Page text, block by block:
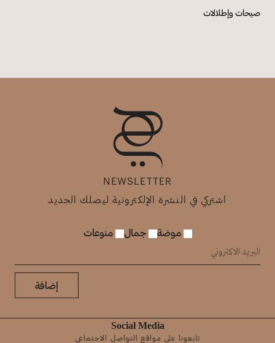
صيحات وإطلالات
NEWSLETTER
اشتركي في النشرة الإلكترونية ليصلك الجديد
موضة جمال منوعات
إضافة
Social Media
تابعونا على مواقع التواصل الاجتماعي